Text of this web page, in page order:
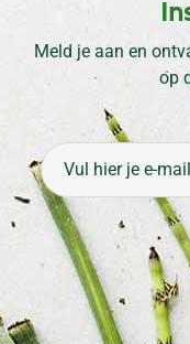
Meld je aan en
op